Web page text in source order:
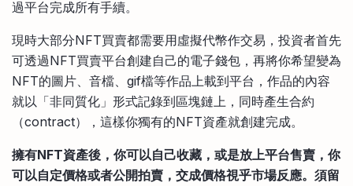
過平台完成所有手續。
現時大部分NFT買賣都需要用虛擬代幣作交易，投資者首先
可透過NFT買賣平台創建自己的電子錢包，再將你希望變為
NFT的圖片、音檔、gif檔等作品上載到平台，作品的內容
就以「非同質化」形式記錄到區塊鏈上，同時產生合約
（contract），這樣你獨有的NFT資產就創建完成。
擁有NFT資產後，你可以自己收藏，或是放上平台售賣，你
可以自定價格或者公開拍賣，交成價格視乎市場反應。須留